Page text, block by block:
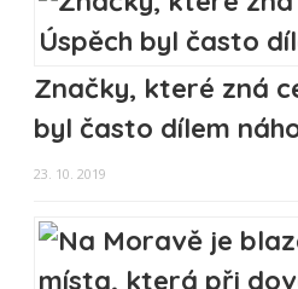
Značky, které zná
byl často dílem
23. 10. 2019